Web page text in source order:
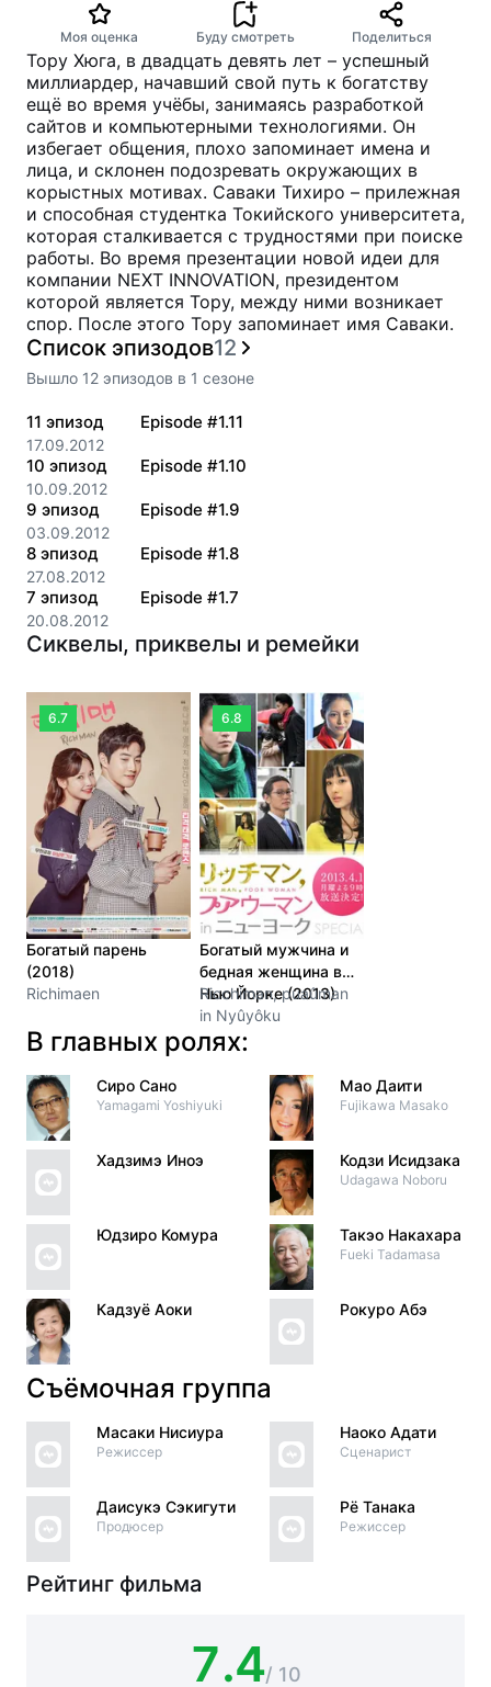
Моя оценка Буду смотреть Поделиться
Тору Хюга, в двадцать девять лет – успешный
миллиардер, начавший свой путь к богатству
ещё во время учёбы, занимаясь разработкой
сайтов и компьютерными технологиями. Он
избегает общения, плохо запоминает имена и
лица, и склонен подозревать окружающих в
корыстных мотивах. Саваки Тихиро – прилежная
и способная студентка Токийского университета,
которая сталкивается с трудностями при поиске
работы. Во время презентации новой идеи для
компании NEXT INNOVATION, президентом
которой является Тору, между ними возникает
спор. После этого Тору запоминает имя Саваки.
Список эпизодов12
Вышло 12 эпизодов в 1 сезоне
11 эпизод
17.09.2012
Episode #1.11
10 эпизод
10.09.2012
Episode #1.10
9 эпизод
03.09.2012
Episode #1.9
8 эпизод
27.08.2012
Episode #1.8
7 эпизод
20.08.2012
Episode #1.7
Сиквелы, приквелы и ремейки
6.7
Богатый парень
(2018)
Richimaen
6.8
Богатый мужчина и
бедная женщина в
Нью Йорке (2013)
Ricchiman, puaûman
in Nyûyôku
В главных ролях:
Сиро Сано
Yamagami Yoshiyuki
Хадзимэ Иноэ
Юдзиро Комура
Кадзуё Аоки
Мао Даити
Fujikawa Masako
Кодзи Исидзака
Udagawa Noboru
Такэо Накахара
Fueki Tadamasa
Рокуро Абэ
Съёмочная группа
Масаки Нисиура
Режиссер
Даисукэ Сэкигути
Продюсер
Наоко Адати
Сценарист
Рё Танака
Режиссер
Рейтинг фильма
7.4/ 10